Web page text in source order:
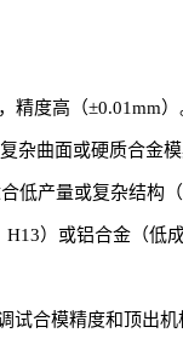
精度高（±0.01mm）
杂曲面或硬质合金模
低产量或复杂结构（
）或铝合金（低
试合模精度和顶出机